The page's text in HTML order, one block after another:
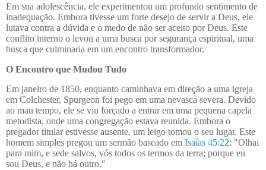
Em sua adolescência, ele experimentou um profundo sentimento de
inadequação. Embora tivesse um forte desejo de servir a Deus, ele
lutava contra a dúvida e o medo de não ser aceito por Deus. Este
conflito interno o levou a uma busca por segurança espiritual, uma
busca que culminaria em um encontro transformador.
O Encontro que Mudou Tudo
Em janeiro de 1850, enquanto caminhava em direção a uma igreja
em Colchester, Spurgeon foi pego em uma nevasca severa. Devido
ao mau tempo, ele se viu forçado a entrar em uma pequena capela
metodista, onde uma congregação estava reunida. Embora o
pregador titular estivesse ausente, um leigo tomou o seu lugar. Este
homem simples pregou um sermão baseado em Isaías 45:22: "Olhai
para mim, e sede salvos, vós todos os termos da terra; porque eu
sou Deus, e não há outro."